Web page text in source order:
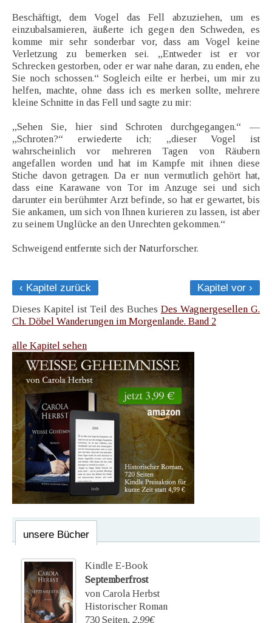
Beschäftigt, dem Vogel das Fell abzuziehen, um es
einzubalsamieren, äußerte ich gegen den Schweden, es
komme mir sehr sonderbar vor, dass am Vogel keine
Verletzung zu bemerken sei. „Entweder ist er vor
Schrecken gestorben, oder er war nahe daran, zu enden, ehe
Sie noch schossen.“ Sogleich eilte er herbei, um mir zu
helfen, machte, ohne dass ich es merken sollte, mehrere
kleine Schnitte in das Fell und sagte zu mir:
„Sehen Sie, hier sind Schroten durchgegangen.“ —
„Schroten?“ erwiederte ich; „dieser Vogel ist
wahrscheinlich vor mehreren Tagen von Räubern
angefallen worden und hat im Kampfe mit ihnen diese
Stiche davon getragen. Da er nun vermutlich gehört hat,
dass eine Karawane von Tor im Anzuge sei und sich
darunter ein berühmter Arzt befinde, so hat er gewartet, bis
Sie ankamen, um sich von Ihnen kurieren zu lassen, ist aber
zu seinem Unglücke an den Unrechten gekommen.“
Schweigend entfernte sich der Naturforscher.
‹ Kapitel zurück
Kapitel vor ›
Dieses Kapitel ist Teil des Buches Des Wagnergesellen G.
Ch. Döbel Wanderungen im Morgenlande. Band 2
alle Kapitel sehen
unsere Bücher
Kindle E-Book
Septemberfrost
von Carola Herbst
Historischer Roman
730 Seiten, 2,99€